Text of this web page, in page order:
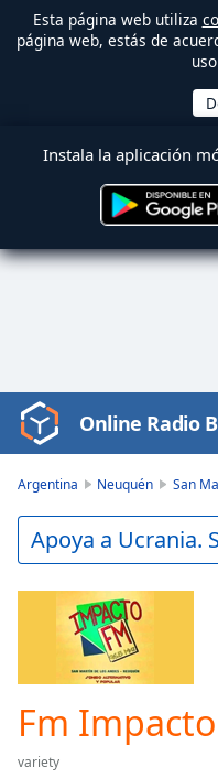
Esta página web utiliza
página web, estás de
Instala la aplicación
Video
Player
Play
Video
Backward
Mute
Current
Time 0:00
Online Radio
Argentina Neuquén San
Apoya a Ucrania.
Fm
variety